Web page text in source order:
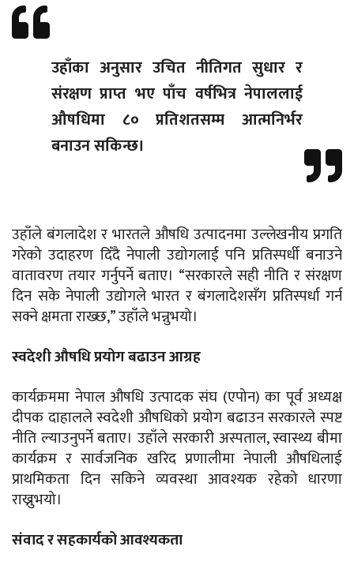
उहाँका अनुसार उचित नीतिगत सुधार र
संरक्षण प्राप्त भए पाँच वर्षभित्र नेपाललाई
औषधिमा ८० प्रतिशतसम्म आत्मनिर्भर
बनाउन सकिन्छ।
उहाँले बंगलादेश र भारतले औषधि उत्पादनमा उल्लेखनीय प्रगति
गरेको उदाहरण दिँदै नेपाली उद्योगलाई पनि प्रतिस्पर्धी बनाउने
वातावरण तयार गर्नुपर्ने बताए। “सरकारले सही नीति र संरक्षण
दिन सके नेपाली उद्योगले भारत र बंगलादेशसँग प्रतिस्पर्धा गर्न
सक्ने क्षमता राख्छ,” उहाँले भन्नुभयो।
स्वदेशी औषधि प्रयोग बढाउन आग्रह
कार्यक्रममा नेपाल औषधि उत्पादक संघ (एपोन) का पूर्व अध्यक्ष
दीपक दाहालले स्वदेशी औषधिको प्रयोग बढाउन सरकारले स्पष्ट
नीति ल्याउनुपर्ने बताए। उहाँले सरकारी अस्पताल, स्वास्थ्य बीमा
कार्यक्रम र सार्वजनिक खरिद प्रणालीमा नेपाली औषधिलाई
प्राथमिकता दिन सकिने व्यवस्था आवश्यक रहेको धारणा
राख्नुभयो।
संवाद र सहकार्यको आवश्यकता